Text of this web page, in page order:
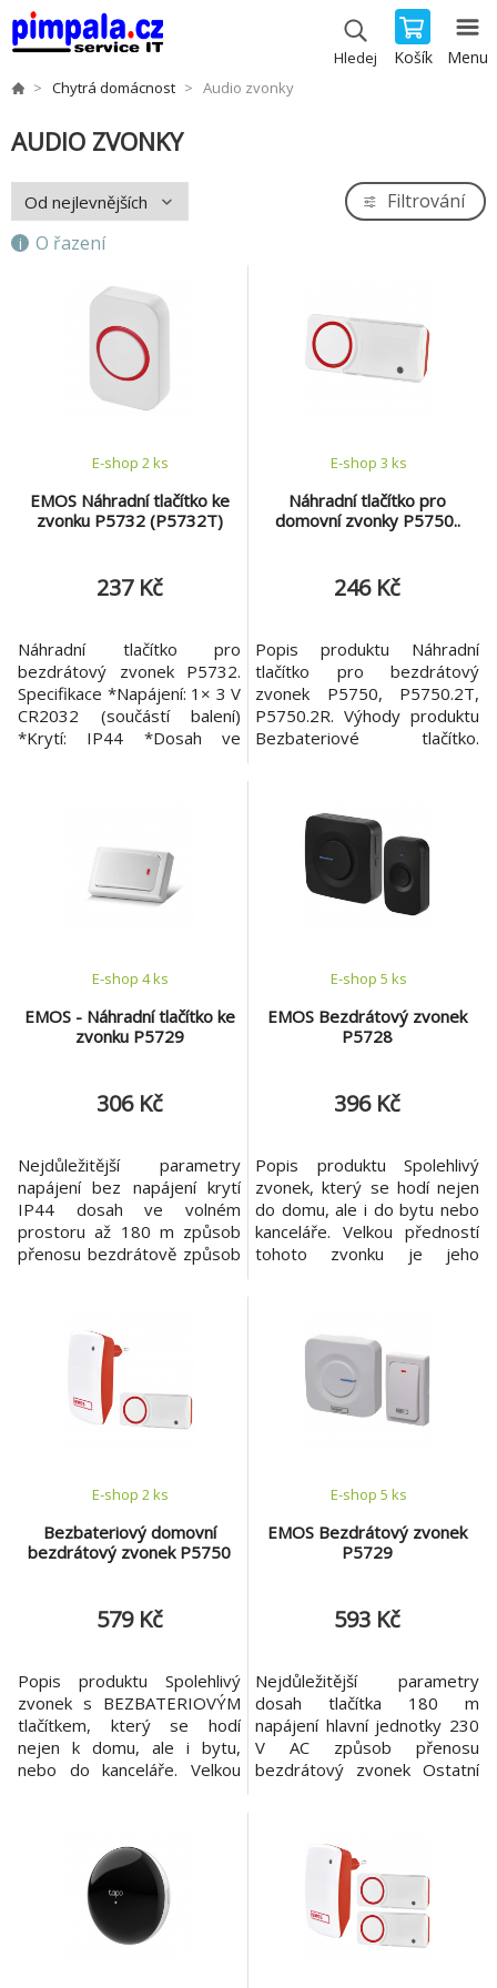
Hledej Košík Menu
Chytrá domácnost Audio zvonky
AUDIO ZVONKY
O řazení
Filtrování
EMOS Náhradní tlačítko ke
zvonku P5732 (P5732T)
E-shop 2 ks
237 Kč
Náhradní tlačítko pro
bezdrátový zvonek P5732.
Specifikace *Napájení: 1× 3 V
CR2032 (součástí balení)
*Krytí: IP44 *Dosah ve
(automatické párování)
*Určeno pro typ zvonku:
P5732 *Přenosová
Náhradní tlačítko pro
domovní zvonky P5750..
E-shop 3 ks
246 Kč
Popis produktu Náhradní
tlačítko pro bezdrátový
zvonek P5750, P5750.2T,
P5750.2R. Výhody produktu
Bezbateriové tlačítko.
prostoru až 150 m způsob
přenosu bezdrátově způsob
párování self-learning
(automatické napárování)
Ostatní parametry určeno
EMOS - Náhradní tlačítko ke
zvonku P5729
E-shop 4 ks
306 Kč
Nejdůležitější parametry
napájení bez napájení krytí
IP44 dosah ve volném
prostoru až 180 m způsob
přenosu bezdrátově způsob
pro typ zvonku P5729,
P5731 přenosová frekvence
433 MHz prodejní obal 1 ks,
EMOS Bezdrátový zvonek
P5728
E-shop 5 ks
396 Kč
Popis produktu Spolehlivý
zvonek, který se hodí nejen
do domu, ale i do bytu nebo
kanceláře. Velkou předností
tohoto zvonku je jeho
napájení hlavní jednotky 3×
1,5 V AAA (nejsou součástí
balení) způsob přenosu
bezdrátový zvonek Ostatní
parametry počet melodií
Bezbateriový domovní
bezdrátový zvonek P5750
E-shop 2 ks
579 Kč
Popis produktu Spolehlivý
zvonek s BEZBATERIOVÝM
tlačítkem, který se hodí
nejen k domu, ale i bytu,
nebo do kanceláře. Velkou
bezbateriové, ušetřené
náklady za baterii.
Nejdůležitější parametry
dosah tlačítka 150 m
napájení hlavní jednotky 230
EMOS Bezdrátový zvonek
P5729
E-shop 5 ks
593 Kč
Nejdůležitější parametry
dosah tlačítka 180 m
napájení hlavní jednotky 230
V AC způsob přenosu
bezdrátový zvonek Ostatní
ano, max. 6 optická
signalizace na tlačítku ano
optická signalizace na zvonku
ano speciální funkce
bezbateriové tlačítk